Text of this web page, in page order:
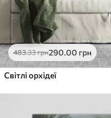
483.33грн290.00 грн
Світлі орхідеї